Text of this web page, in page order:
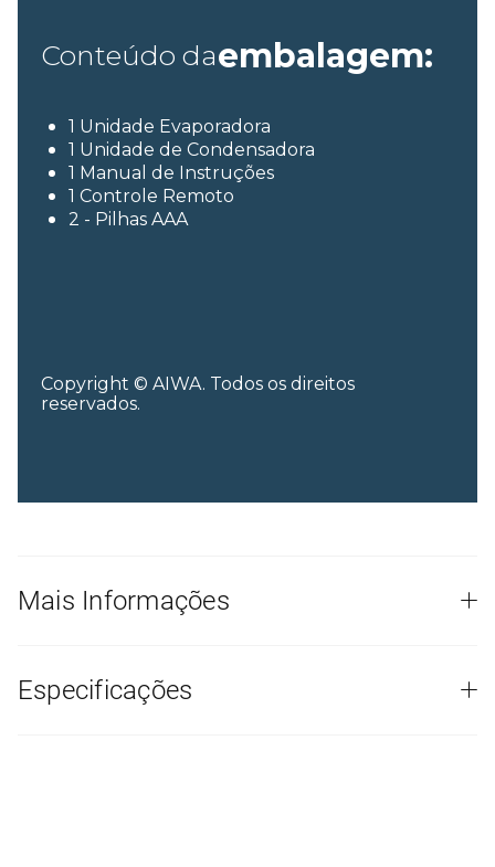
Conteúdo daembalagem:
1 Unidade Evaporadora
1 Unidade de Condensadora
1 Manual de Instruções
1 Controle Remoto
2 - Pilhas AAA
Copyright © AIWA. Todos os direitos
reservados.
Mais Informações
Especificações